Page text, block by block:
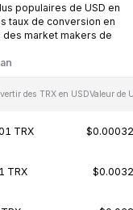
populaires de USD en
taux de conversion en
market makers de
des TRX en USDValeur de
TRX
TRX